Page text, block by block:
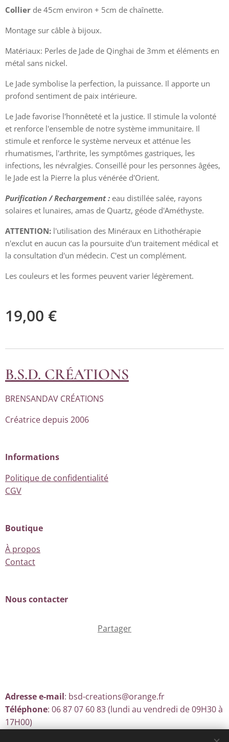
Collier de 45cm environ + 5cm de chaînette.
Montage sur câble à bijoux.
Matériaux: Perles de Jade de Qinghai de 3mm et éléments en
métal sans nickel.
Le Jade symbolise la perfection, la puissance. Il apporte un
profond sentiment de paix intérieure.
Le Jade favorise l'honnêteté et la justice. Il stimule la volonté
et renforce l'ensemble de notre système immunitaire. Il
stimule et renforce le système nerveux et atténue les
rhumatismes, l'arthrite, les symptômes gastriques, les
infections, les névralgies. Conseillé pour les personnes âgées,
le Jade est la Pierre la plus vénérée d'Orient.
Purification / Rechargement : eau distillée salée, rayons
solaires et lunaires, amas de Quartz, géode d'Améthyste.
ATTENTION: l'utilisation des Minéraux en Lithothérapie
n'exclut en aucun cas la poursuite d'un traitement médical et
la consultation d'un médecin. C'est un complément.
Les couleurs et les formes peuvent varier légèrement.
19,00 €
B.S.D. CRÉATIONS
BRENSANDAV CRÉATIONS
Créatrice depuis 2006
Informations
Politique de confidentialité
CGV
Boutique
À propos
Contact
Nous contacter
Partager
Adresse e-mail: bsd-creations@orange.fr
Téléphone: 06 87 07 60 83 (lundi au vendredi de 09H30 à
17H00)